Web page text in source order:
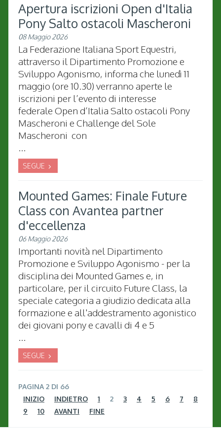
Apertura iscrizioni Open d'Italia
Pony Salto ostacoli Mascheroni
08 Maggio 2026
La Federazione Italiana Sport Equestri,
attraverso il Dipartimento Promozione e
Sviluppo Agonismo, informa che lunedì 11
maggio (ore 10.30) verranno aperte le
iscrizioni per l’evento di interesse
federale Open d’Italia Salto ostacoli Pony
Mascheroni e Challenge del Sole
Mascheroni con
...
SEGUE
Mounted Games: Finale Future
Class con Avantea partner
d'eccellenza
06 Maggio 2026
Importanti novità nel Dipartimento
Promozione e Sviluppo Agonismo - per la
disciplina dei Mounted Games e, in
particolare, per il circuito Future Class, la
speciale categoria a giudizio dedicata alla
formazione e all'addestramento agonistico
dei giovani pony e cavalli di 4 e 5
...
SEGUE
PAGINA 2 DI 66
INIZIO
INDIETRO 1 2 3 4 5 6 7
8
9
10 AVANTI FINE